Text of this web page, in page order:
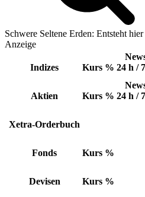
Schwere Seltene Erden: Entsteht
Anzeige
Indizes Kurs % 24 h /
Aktien Kurs % 24 h /
Xetra-Orderbuch
Fonds Kurs %
Devisen Kurs %